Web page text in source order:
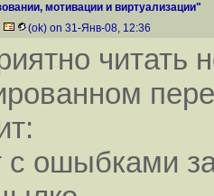
мотивации и виртуализации"
(ok) on 31-Янв-08, 12:36
читать
с ошыбками